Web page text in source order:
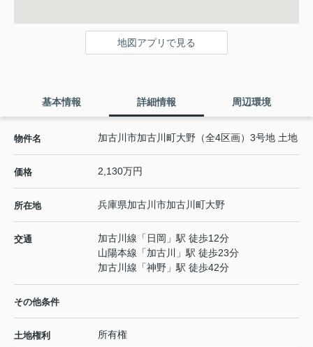
地図アプリで見る
基本情報 詳細情報 周辺環境
物件名 加古川市加古川町大野（全4区画）3号地 土地
価格 2,130万円
所在地 兵庫県加古川市加古川町大野
交通 加古川線 「 日岡 」駅 徒歩12分
山陽本線 「加古川
」駅 徒歩23分
加古川線 「神野 」駅 徒歩42分
その他条件
土地権利 所有権